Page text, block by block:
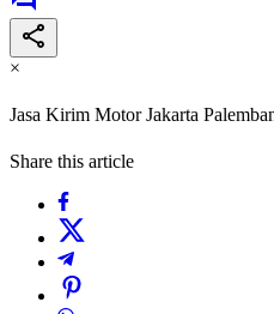
×
Jasa Kirim Motor Jakarta
Share this article